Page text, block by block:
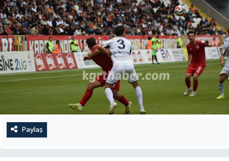
Paylaş